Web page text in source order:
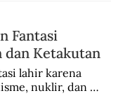
bisa memenuhi
Fantasi
dan Ketakutan
lahir karena
nuklir, dan